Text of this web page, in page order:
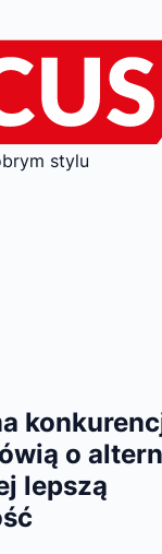
stylu
o
lepszą